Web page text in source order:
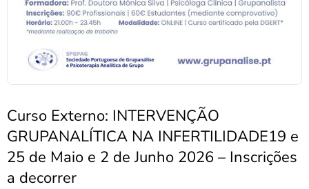
Curso Externo: INTERVENÇÃO
GRUPANALÍTICA NA INFERTILIDADE19 e
25 de Maio e 2 de Junho 2026 – Inscrições
a decorrer